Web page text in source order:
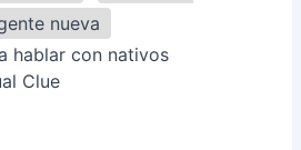
nueva
hablar con nativos
Clue